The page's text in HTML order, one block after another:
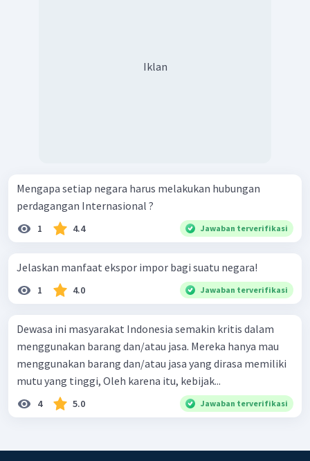
Iklan
Mengapa setiap negara harus melakukan hubungan
perdagangan Internasional ?
1 4.4 Jawaban terverifikasi
Jelaskan manfaat ekspor impor bagi suatu negara!
1 4.0 Jawaban terverifikasi
Dewasa ini masyarakat Indonesia semakin kritis dalam
menggunakan barang dan/atau jasa. Mereka hanya mau
menggunakan barang dan/atau jasa yang dirasa memiliki
mutu yang tinggi, Oleh karena itu, kebijak...
4 5.0 Jawaban terverifikasi